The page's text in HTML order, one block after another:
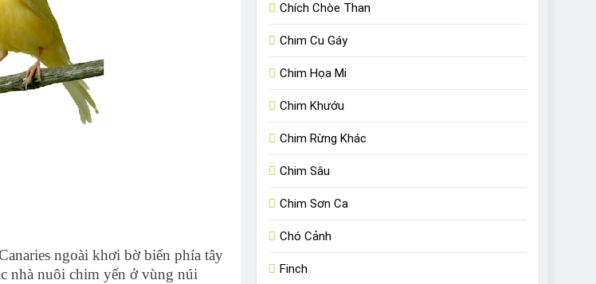
ngoài khơi bờ biển phía tây
nhà nuôi chim yến ở vùng núi
Chích Chòe Than
Chim Cu Gáy
Chim Họa Mi
Chim Khướu
Chim Rừng Khác
Chim Sâu
Chim Sơn Ca
Chó Cảnh
Finch